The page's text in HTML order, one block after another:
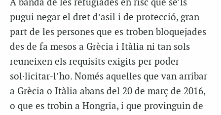
A banda de les refugiades en risc que se’ls
pugui negar el dret d’asil i de protecció, gran
part de les persones que es troben bloquejades
des de fa mesos a Grècia i Itàlia ni tan sols
reuneixen els requisits exigits per poder
sol·licitar-l’ho. Només aquelles que van arribar
a Grècia o Itàlia abans del 20 de març de 2016,
o que es trobin a Hongria, i que provinguin de